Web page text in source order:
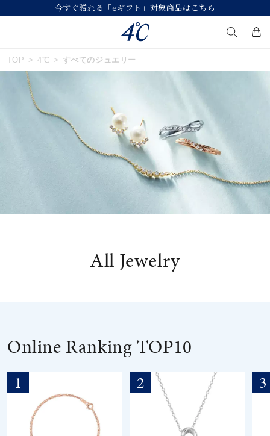
今すぐ贈れる「eギフト」対象商品はこちら
人気検索キーワード
#ペア #ダイヤモンド ネックレス
#くまのプーさん
ブランド ４℃
誕生石
モチーフ
TOP 4℃ すべてのジュエリー
All Jewelry
Online Ranking TOP10
1 2 3
おすすめ順
価格が安い
価格が高い
並び替え